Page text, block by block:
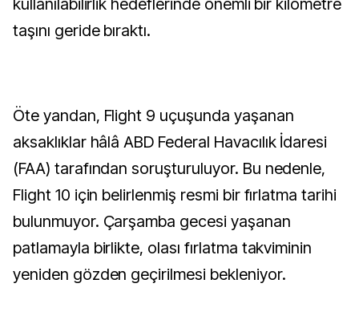
taşını geride bıraktı.
Öte yandan, Flight 9 uçuşunda yaşanan
aksaklıklar hâlâ ABD Federal Havacılık İdaresi
(FAA) tarafından soruşturuluyor. Bu nedenle,
Flight 10 için belirlenmiş resmi bir fırlatma tarihi
bulunmuyor. Çarşamba gecesi yaşanan
patlamayla birlikte, olası fırlatma takviminin
yeniden gözden geçirilmesi bekleniyor.